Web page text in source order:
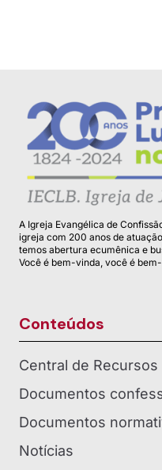
A Igreja Evangélica de
igreja com 200 anos de
temos abertura ecumênica e
Você é bem-vinda, você é
Conteúdos
Central de Recursos
Documentos
Documentos
Notícias